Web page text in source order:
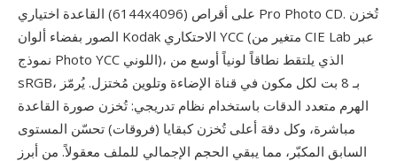
القاعدة اختياري (6144x4096) على أقراص Pro Photo CD. تُخزن
الصور بفضاء ألوان Kodak الاحتكاري YCC (متغير من CIE Lab عبر
نموذج Photo YCC اللوني)، الذي يلتقط نطاقاً لونياً أوسع من
sRGB، بـ 8 بت لكل مكون في قناة الإضاءة وتلوين مُختزل. يُرمّز
الهرم متعدد الدقات باستخدام نظام تدريجي: تُخزن صورة القاعدة
مباشرة، وكل دقة أعلى تُخزن كبقايا (فروقات) تحسّن المستوى
السابق المكبّر، مما يبقي الحجم الإجمالي للملف معقولاً. من أبرز